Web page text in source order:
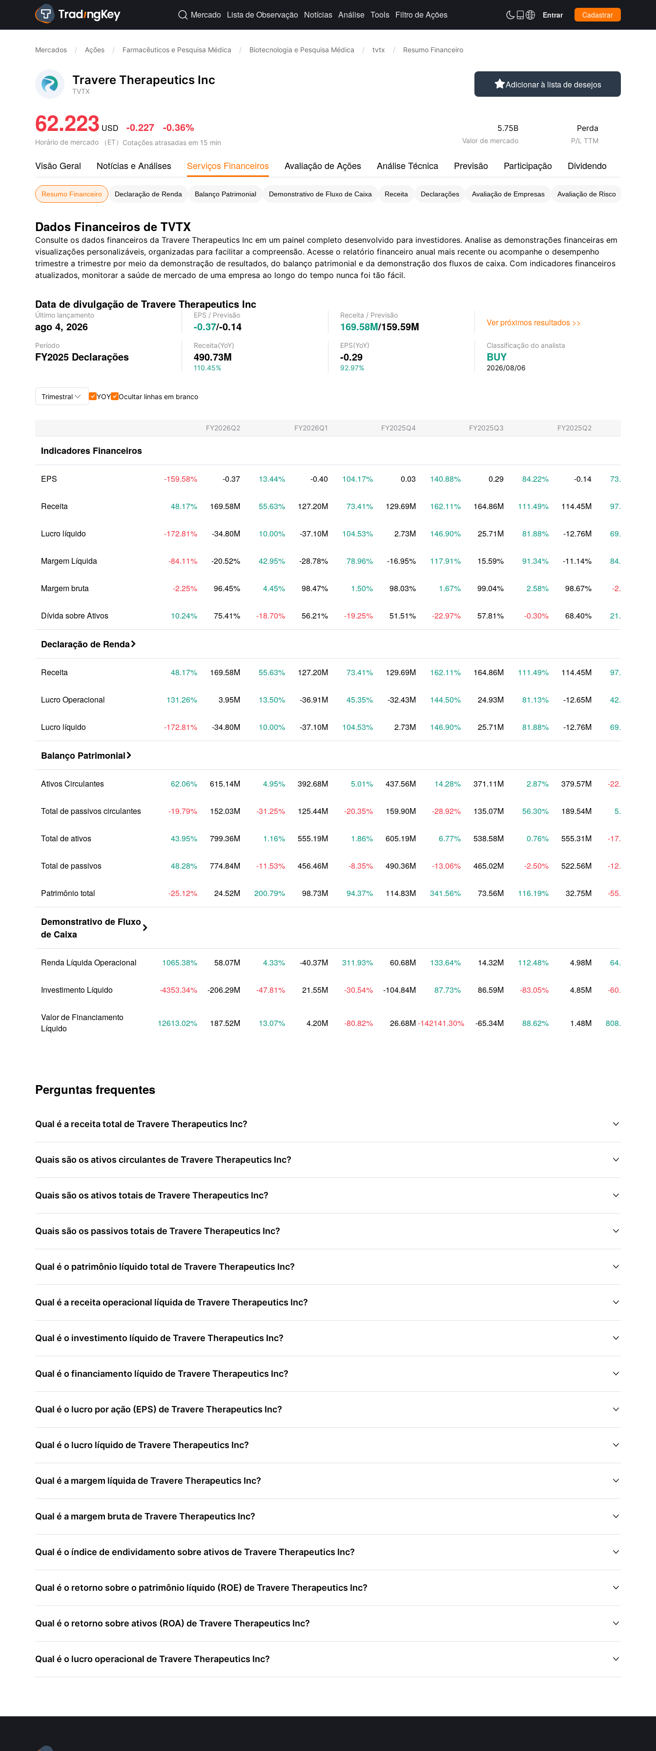
 Mercado Lista de Observação Notícias Análise Tools Filtro de Ações  Entrar Cadastrar
Mercados / Ações / Farmacêuticos e Pesquisa Médica / Biotecnologia e Pesquisa Médica / tvtx / Resumo Financeiro
Travere Therapeutics Inc
TVTX
Adicionar à lista de desejos
62.223 USD -0.227 -0.36%
Horário de mercado （ET） Cotações atrasadas em 15 min
5.75B
Valor de mercado
Perda
P/L TTM
Visão Geral Notícias e Análises Serviços Financeiros Avaliação de Ações Análise Técnica Previsão Participação Dividendo
Resumo Financeiro Declaração de Renda Balanço Patrimonial Demonstrativo de Fluxo de Caixa Receita Declarações Avaliação de Empresas Avaliação de Risco
Dados Financeiros de TVTX
Consulte os dados financeiros da Travere Therapeutics Inc em um painel completo desenvolvido para investidores. Analise as demonstrações financeiras em
visualizações personalizáveis, organizadas para facilitar a compreensão. Acesse o relatório financeiro anual mais recente ou acompanhe o desempenho
trimestre a trimestre por meio da demonstração de resultados, do balanço patrimonial e da demonstração dos fluxos de caixa. Com indicadores financeiros
atualizados, monitorar a saúde de mercado de uma empresa ao longo do tempo nunca foi tão fácil.
Data de divulgação de Travere Therapeutics Inc
Último lançamento
ago 4, 2026
EPS / Previsão
-0.37/-0.14
Receita / Previsão
169.58M/159.59M Ver próximos resultados >>
Período
FY2025 Declarações
Receita(YoY)
490.73M
110.45%
EPS(YoY)
-0.29
92.97%
Classificação do analista
BUY
2026/08/06
Trimestral 
Trimestral
Anual
YOY Ocultar linhas em branco
FY2026Q2 FY2026Q1 FY2025Q4 FY2025Q3 FY2025Q2
Indicadores Financeiros
EPS -159.58% -0.37 13.44% -0.40 104.17% 0.03 140.88% 0.29 84.22% -0.14 73.55
Receita 48.17% 169.58M 55.63% 127.20M 73.41% 129.69M 162.11% 164.86M 111.49% 114.45M 97.54
Lucro líquido -172.81% -34.80M 10.00% -37.10M 104.53% 2.73M 146.90% 25.71M 81.88% -12.76M 69.70
Margem Líquida -84.11% -20.52% 42.95% -28.78% 78.96% -16.95% 117.91% 15.59% 91.34% -11.14% 84.65
Margem bruta -2.25% 96.45% 4.45% 98.47% 1.50% 98.03% 1.67% 99.04% 2.58% 98.67% -2.17
Dívida sobre Ativos 10.24% 75.41% -18.70% 56.21% -19.25% 51.51% -22.97% 57.81% -0.30% 68.40% 21.46
Declaração de Renda 
Receita 48.17% 169.58M 55.63% 127.20M 73.41% 129.69M 162.11% 164.86M 111.49% 114.45M 97.54
Lucro Operacional 131.26% 3.95M 13.50% -36.91M 45.35% -32.43M 144.50% 24.93M 81.13% -12.65M 42.15
Lucro líquido -172.81% -34.80M 10.00% -37.10M 104.53% 2.73M 146.90% 25.71M 81.88% -12.76M 69.70
Balanço Patrimonial 
Ativos Circulantes 62.06% 615.14M 4.95% 392.68M 5.01% 437.56M 14.28% 371.11M 2.87% 379.57M -22.22
Total de passivos circulantes -19.79% 152.03M -31.25% 125.44M -20.35% 159.90M -28.92% 135.07M 56.30% 189.54M 5.33
Total de ativos 43.95% 799.36M 1.16% 555.19M 1.86% 605.19M 6.77% 538.58M 0.76% 555.31M -17.29
Total de passivos 48.28% 774.84M -11.53% 456.46M -8.35% 490.36M -13.06% 465.02M -2.50% 522.56M -12.47
Patrimônio total -25.12% 24.52M 200.79% 98.73M 94.37% 114.83M 341.56% 73.56M 116.19% 32.75M -55.69
Demonstrativo de Fluxo
de Caixa

Renda Líquida Operacional 1065.38% 58.07M 4.33% -40.37M 311.93% 60.68M 133.64% 14.32M 112.48% 4.98M 64.51
Investimento Líquido -4353.34% -206.29M -47.81% 21.55M -30.54% -104.84M 87.73% 86.59M -83.05% 4.85M -60.64
Valor de Financiamento
Líquido
12613.02% 187.52M 13.07% 4.20M -80.82% 26.68M-142141.30% -65.34M 88.62% 1.48M 808.19
Perguntas frequentes
Qual é a receita total de Travere Therapeutics Inc? 
Quais são os ativos circulantes de Travere Therapeutics Inc? 
Quais são os ativos totais de Travere Therapeutics Inc? 
Quais são os passivos totais de Travere Therapeutics Inc? 
Qual é o patrimônio líquido total de Travere Therapeutics Inc? 
Qual é a receita operacional líquida de Travere Therapeutics Inc? 
Qual é o investimento líquido de Travere Therapeutics Inc? 
Qual é o financiamento líquido de Travere Therapeutics Inc? 
Qual é o lucro por ação (EPS) de Travere Therapeutics Inc? 
Qual é o lucro líquido de Travere Therapeutics Inc? 
Qual é a margem líquida de Travere Therapeutics Inc? 
Qual é a margem bruta de Travere Therapeutics Inc? 
Qual é o índice de endividamento sobre ativos de Travere Therapeutics Inc? 
Qual é o retorno sobre o patrimônio líquido (ROE) de Travere Therapeutics Inc? 
Qual é o retorno sobre ativos (ROA) de Travere Therapeutics Inc? 
Qual é o lucro operacional de Travere Therapeutics Inc? 